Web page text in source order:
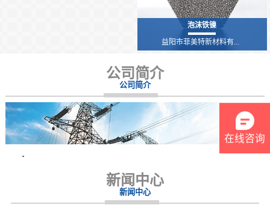
泡沫铁镍
益阳市菲美特新材料有...
公司简介
公司简介
新闻中心
新闻中心
在线咨询